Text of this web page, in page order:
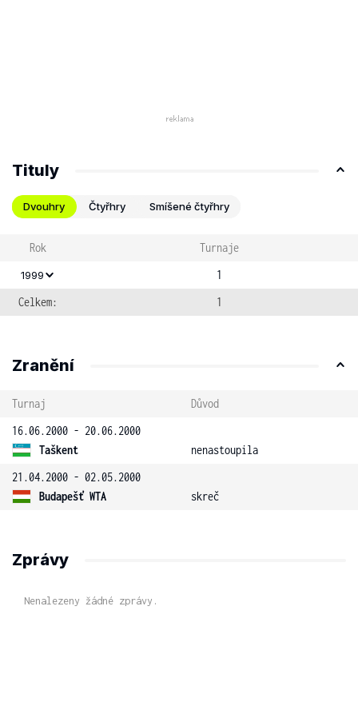
Tituly
Dvouhry Čtyřhry Smíšené čtyřhry
Rok Turnaje
1999
1
Celkem:
1
Zranění
Turnaj
Důvod
16.06.2000 - 20.06.2000
Taškent
nenastoupila
21.04.2000 - 02.05.2000
Budapešť WTA
skreč
Zprávy
Nenalezeny žádné zprávy.